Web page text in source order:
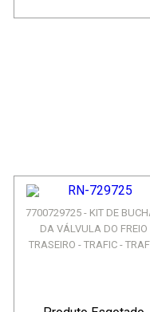
7700729725 - KIT DE
DA VÁLVULA DO FREIO
TRASEIRO - TRAFIC -